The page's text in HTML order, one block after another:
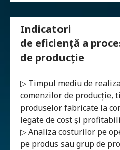
Indicatori
de eficiență a
de producție
▷ Timpul mediu de
comenzilor de producție,
produselor fabricate la
legate de cost și
▷ Analiza costurilor pe
pe produs sau grup de